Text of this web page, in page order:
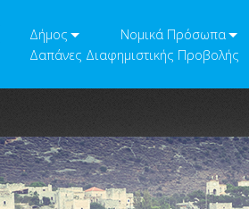
Δήμος Νομικά Πρόσωπα
Δαπάνες Διαφημιστικής Προβολής